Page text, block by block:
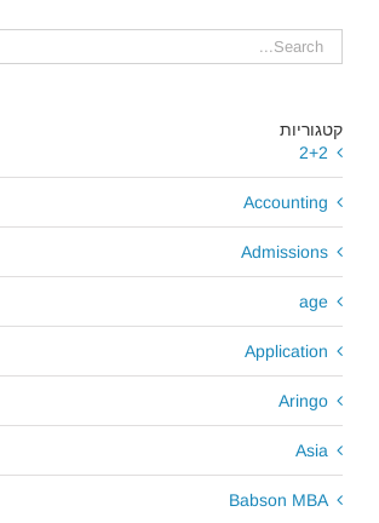
קטגוריות
2+2
Accounting
Admissions
age
Application
Aringo
Asia
Babson MBA